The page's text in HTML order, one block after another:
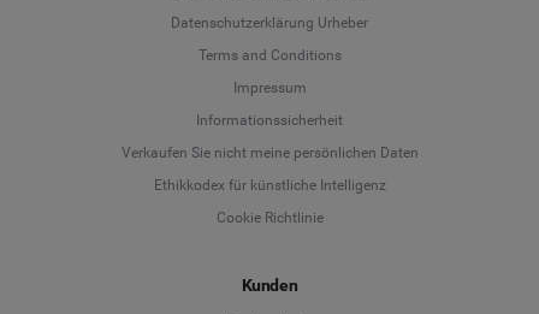
Datenschutzerklärung Urheber
Terms and Conditions
Impressum
Informationssicherheit
Verkaufen Sie nicht meine persönlichen Daten
Ethikkodex für künstliche Intelligenz
Cookie Richtlinie
Kunden
Deutsch